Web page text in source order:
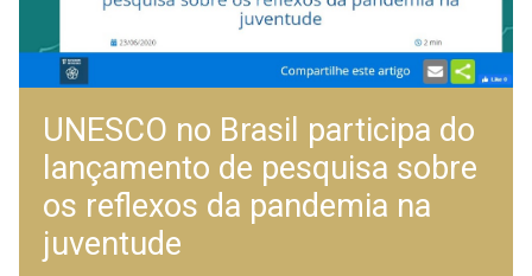
UNESCO no Brasil participa do
lançamento de pesquisa sobre
os reflexos da pandemia na
juventude